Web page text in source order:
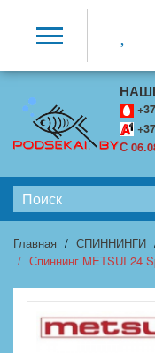
С
Главная СПИННИНГИ
Спиннинг METSUI 24